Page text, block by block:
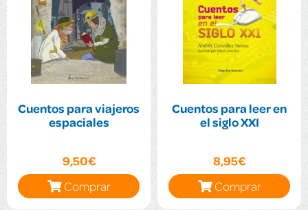
Cuentos para viajeros
espaciales
9,50€
Comprar
Cuentos para leer en
el siglo XXI
8,95€
Comprar